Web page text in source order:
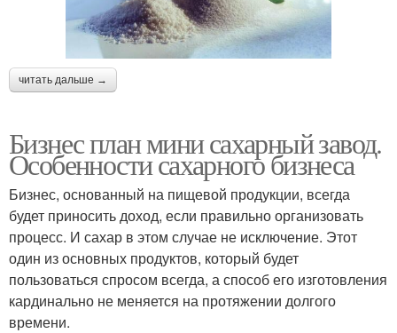
читать дальше →
Бизнес план мини сахарный завод.
Особенности сахарного бизнеса
Бизнес, основанный на пищевой продукции, всегда
будет приносить доход, если правильно организовать
процесс. И сахар в этом случае не исключение. Этот
один из основных продуктов, который будет
пользоваться спросом всегда, а способ его изготовления
кардинально не меняется на протяжении долгого
времени.